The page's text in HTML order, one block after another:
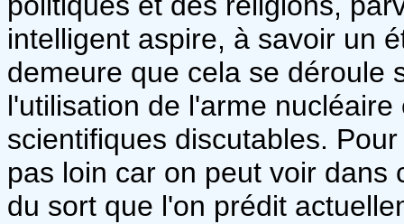
intelligent aspire, à savoir un
demeure que cela se déroule
l'utilisation de l'arme
scientifiques discutables.
pas loin car on peut voir dans
du sort que l'on prédit